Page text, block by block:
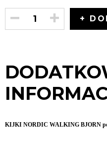
+
KIJKI NORDIC WALKING BJORN